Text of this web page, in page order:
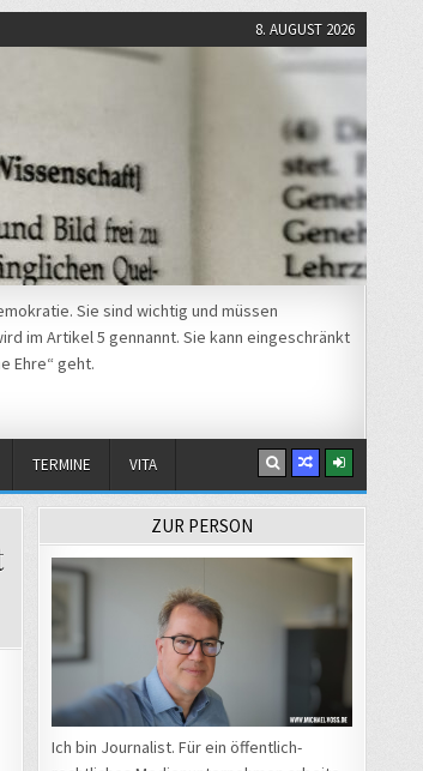
8. AUGUST 2026
Sie sind wichtig und müssen
im Artikel 5 gennannt. Sie kann eingeschränkt
Ehre“ geht.
TERMINE VITA
ZUR PERSON
Ich bin Journalist. Für ein öffentlich-